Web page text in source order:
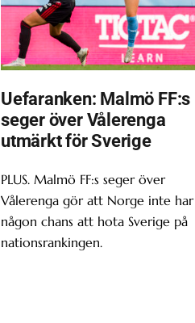
Uefaranken: Malmö FF:s
seger över Vålerenga
utmärkt för Sverige
PLUS. Malmö FF:s seger över
Vålerenga gör att Norge inte har
någon chans att hota Sverige på
nationsrankingen.